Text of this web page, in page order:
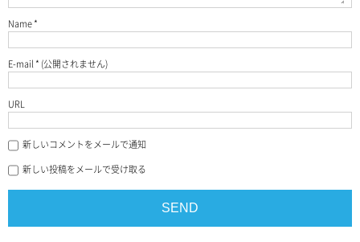
Name*
E-mail * (公開されません)
URL
新しいコメントをメールで通知
新しい投稿をメールで受け取る